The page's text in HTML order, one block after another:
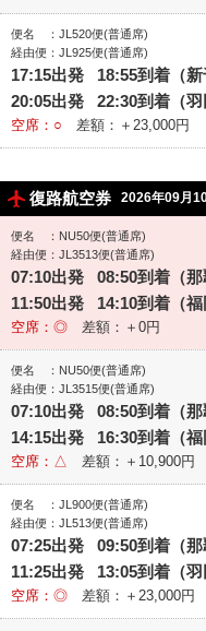
便名 ：JL520便(普通席)
経由便：JL925便(普通席)
17:15出発 18:55到着（新
20:05出発 22:30到着（羽
空席：○ 差額：＋23,000円
復路航空券 2026年09月
便名 ：NU50便(普通席)
経由便：JL3513便(普通席)
07:10出発 08:50到着（那
11:50出発 14:10到着（福
空席：◎ 差額：＋0円
便名 ：NU50便(普通席)
経由便：JL3515便(普通席)
07:10出発 08:50到着（那
14:15出発 16:30到着（福
空席：△ 差額：＋10,900円
便名 ：JL900便(普通席)
経由便：JL513便(普通席)
07:25出発 09:50到着（那
11:25出発 13:05到着（羽
空席：◎ 差額：＋23,000円